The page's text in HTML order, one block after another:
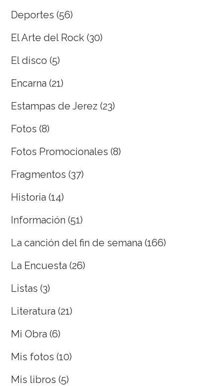
Deportes (56)
El Arte del Rock (30)
El disco (5)
Encarna (21)
Estampas de Jerez (23)
Fotos (8)
Fotos Promocionales (8)
Fragmentos (37)
Historia (14)
Información (51)
La canción del fin de semana (166)
La Encuesta (26)
Listas (3)
Literatura (21)
Mi Obra (6)
Mis fotos (10)
Mis libros (5)